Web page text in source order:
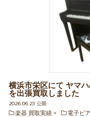
横浜市栄区にて ヤマ
を出張買取しました
2026.06.23 公開
楽器 買取実績
電子ピ